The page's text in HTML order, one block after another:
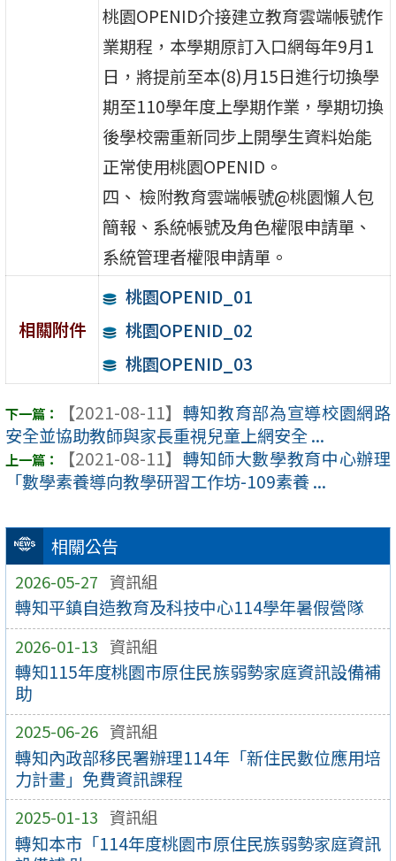
相關公告
2026-05-27 資訊組
轉知平鎮自造教育及科技中心114學年暑假營隊
2026-01-13 資訊組
轉知115年度桃園市原住民族弱勢家庭資訊設備補
助
2025-06-26 資訊組
轉知內政部移民署辦理114年「新住民數位應用培
力計畫」免費資訊課程
2025-01-13 資訊組
轉知本市「114年度桃園市原住民族弱勢家庭資訊
桃園OPENID介接建立教育雲端帳號作
業期程，本學期原訂入口網每年9月1
日，將提前至本(8)月15日進行切換學
期至110學年度上學期作業，學期切換
後學校需重新同步上開學生資料始能
正常使用桃園OPENID。
四、 檢附教育雲端帳號@桃園懶人包
簡報、系統帳號及角色權限申請單、
系統管理者權限申請單。
相關附件
桃園OPENID_01
桃園OPENID_02
桃園OPENID_03
【2021-08-11】 轉知教育部為宣導校園網路
安全並協助教師與家長重視兒童上網安全 ...
【2021-08-11】 轉知師大數學教育中心辦理
「數學素養導向教學研習工作坊-109素養 ...